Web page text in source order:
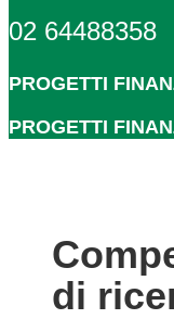
02 64488358
PROGETTI
PROGETTI
di